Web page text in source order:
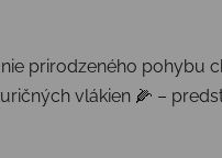
prirodzeného pohybu
vlákien 🌽 –